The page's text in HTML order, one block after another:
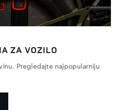
ZA VOZILO
Pregledajte najpopularniju